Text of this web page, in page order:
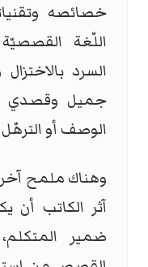
خصائصه
اللّغة القصصيّة
السرد
جميل وقصدي
الوصف أو الترهّل
وهناك ملمح
آثر الكاتب أن
ضمير